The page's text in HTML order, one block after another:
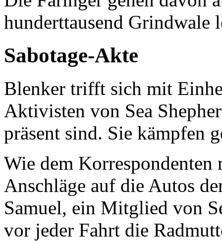
hunderttausend Grindwale
Sabotage-Akte
Blenker trifft sich mit
Aktivisten von Sea
präsent sind. Sie kämpfen
Wie dem
Anschläge auf die Autos
Samuel, ein Mitglied von
vor jeder Fahrt die